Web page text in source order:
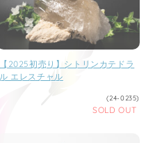
【2025初売り】シトリンカテドラ
ル エレスチャル
(24-0235)
SOLD OUT